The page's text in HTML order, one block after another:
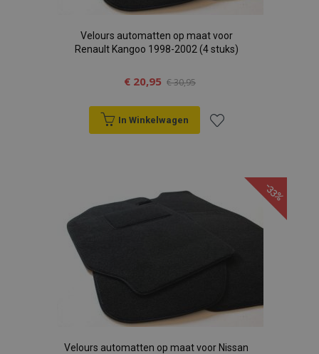
Velours automatten op maat voor
Renault Kangoo 1998-2002 (4 stuks)
€ 20,95 € 30,95
In Winkelwagen
aan
verlanglijst
-33%
Velours automatten op maat voor Nissan